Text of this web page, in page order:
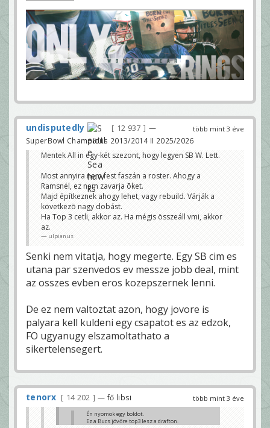
több mint 3 éve
undisputedly 12 937
—
SuperBowl Champions 2013/2014 II 2025/2026
Mentek All in egy-két szezont, hogy legyen SB W. Lett.
Most annyira nem fest faszán a roster. Ahogy a
Ramsnél, ez nem zavarja õket.
Majd építkeznek ahogy lehet, vagy rebuild. Várják a
következõ nagy dobást.
Ha Top 3 cetli, akkor az. Ha mégis összeáll vmi, akkor
az.
ulpianus
Senki nem vitatja, hogy megerte. Egy SB cim es
utana par szenvedos ev messze jobb deal, mint
az osszes evben eros kozepszernek lenni.
De ez nem valtoztat azon, hogy jovore is
palyara kell kuldeni egy csapatot es az edzok,
FO ugyanugy elszamoltathato a
sikertelensegert.
több mint 3 éve
tenorx 14 202 — fő libsi
Én nyomok egy boldot.
Ez a Bucs jövőre top3 lesz a drafton.